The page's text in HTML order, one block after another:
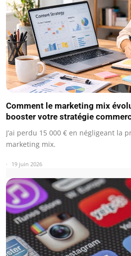
Comment le marketing mix
booster votre stratégie
J’ai perdu 15 000 € en négligeant la
marketing mix.
19 juin 2026